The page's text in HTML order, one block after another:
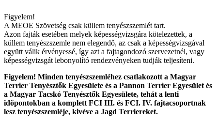
Figyelem!
A MEOE Szövetség csak küllem tenyészszemlét tart.
Azon fajták esetében melyek képességvizsgára kötelezettek, a
küllem tenyészszemle nem elegendő, az csak a képességvizsgával
együtt válik érvényessé, így azt a fajtagondozó szervezetnél, vagy
képességvizsgát lebonyolító rendezvényeken tudják teljesíteni.
Figyelem! Minden tenyészszemléhez csatlakozott a Magyar
Terrier Tenyésztők Egyesülete és a Pannon Terrier Egyesület és
a Magyar Tacskó Tenyésztők Egyesülete, tehát a lenti
időpontokban a komplett FCI III. és FCI. IV. fajtacsoportnak
lesz tenyészszemléje, kivéve a Jagd Terriereket.